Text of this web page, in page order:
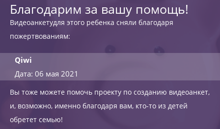
Благодарим за вашу помощь!
Видеоанкетудля этого ребенка сняли благодаря
пожертвованиям:
Qiwi
Дата: 06 мая 2021
Вы тоже можете помочь проекту по созданию видеоанкет,
и, возможно, именно благодаря вам, кто-то из детей
обретет семью!